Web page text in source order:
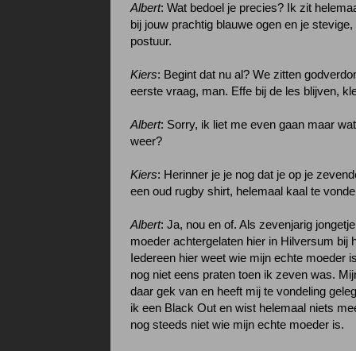
Albert: Wat bedoel je precies? Ik zit
bij jouw prachtig blauwe ogen en je
postuur.
Kiers: Begint dat nu al? We zitten
eerste vraag, man. Effe bij de les blijven,
Albert: Sorry, ik liet me even gaan maar
weer?
Kiers: Herinner je je nog dat je op je
een oud rugby shirt, helemaal kaal te
Albert: Ja, nou en of. Als zevenjarig
moeder achtergelaten hier in Hilversum bij
Iedereen hier weet wie mijn echte moeder
nog niet eens praten toen ik zeven was.
daar gek van en heeft mij te vondeling
ik een Black Out en wist helemaal niets
nog steeds niet wie mijn echte moeder is.